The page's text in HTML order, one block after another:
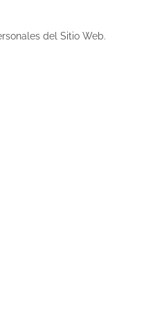
del Sitio Web.